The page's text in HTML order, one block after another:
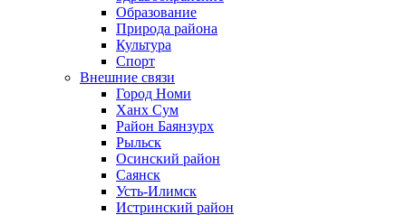
Образование
Природа района
Культура
Спорт
Внешние связи
Город Номи
Ханх Сум
Район Баянзурх
Рыльск
Осинский район
Саянск
Усть-Илимск
Истринский район